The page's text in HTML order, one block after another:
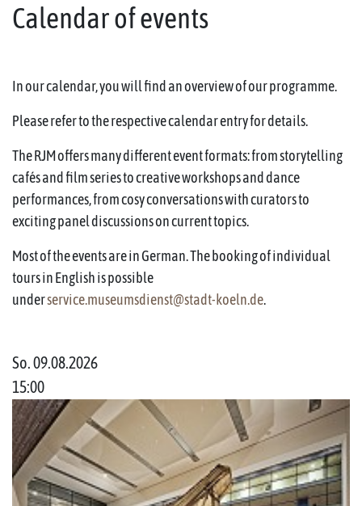
Calendar of events
In our calendar, you will find an overview of our programme.
Please refer to the respective calendar entry for details.
The RJM offers many different event formats: from storytelling
cafés and film series to creative workshops and dance
performances, from cosy conversations with curators to
exciting panel discussions on current topics.
Most of the events are in German. The booking of individual
tours in English is possible
underservice.museumsdienst@stadt-koeln.de.
So. 09.08.2026
15:00